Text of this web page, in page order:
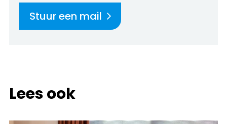
Stuur een mail
Lees ook